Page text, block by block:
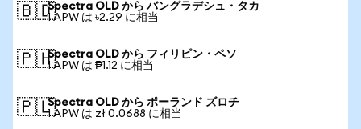
🇧🇩Spectra OLD から バングラデシュ・タカ
1 APW は ৳2.29 に相当
🇵🇭Spectra OLD から フィリピン・ペソ
1 APW は ₱1.12 に相当
🇵🇱Spectra OLD から ポーランド ズロチ
1 APW は zł 0.0688 に相当